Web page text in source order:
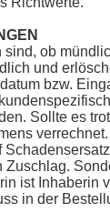
sind, ob
und
bzw.
Sollte es
Zuschlag.
ist Inhaberin
in der